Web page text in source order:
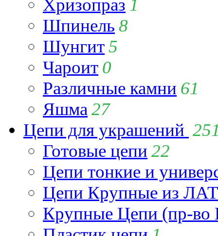
Хризопраз 1
Шпинель 8
Шунгит5
Чароит 0
Различные камни 61
Яшма 27
Цепи для украшений
Готовые цепи 22
Цепи тонкие и
Цепи Крупные из
Крупные Цепи (пр-во